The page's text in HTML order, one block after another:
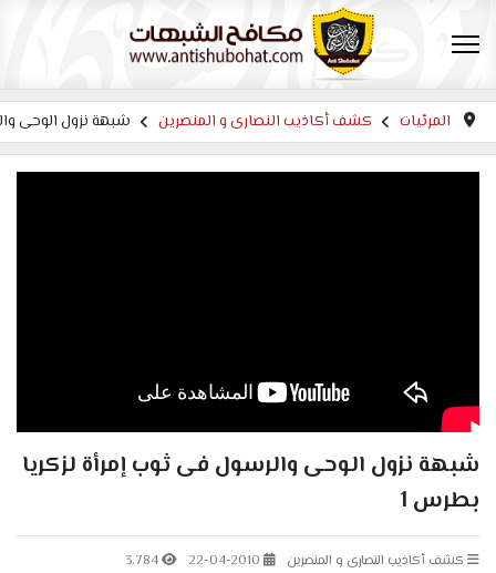
المرئيات كشف أكاذيب النصارى و المنصرين شبهة نزول الوحى
شبهة نزول الوحى والرسول فى ثوب إمرأة لزكريا
بطرس 1
كشف أكاذيب النصارى و المنصرين 22-04-2010
3.784